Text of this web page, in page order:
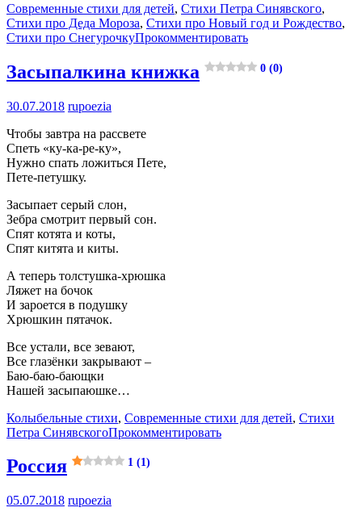
Современные стихи для детей, Стихи Петра Синявского,
Стихи про Деда Мороза, Стихи про Новый год и Рождество,
Стихи про СнегурочкуПрокомментировать
Засыпалкина книжка 0 (0)
30.07.2018 rupoezia
Чтобы завтра на рассвете
Спеть «ку-ка-ре-ку»,
Нужно спать ложиться Пете,
Пете-петушку.
Засыпает серый слон,
Зебра смотрит первый сон.
Спят котята и коты,
Спят китята и киты.
А теперь толстушка-хрюшка
Ляжет на бочок
И зароется в подушку
Хрюшкин пятачок.
Все устали, все зевают,
Все глазёнки закрывают –
Баю-баю-бающки
Нашей засыпаюшке…
Колыбельные стихи, Современные стихи для детей, Стихи
Петра СинявскогоПрокомментировать
Россия 1 (1)
05.07.2018 rupoezia